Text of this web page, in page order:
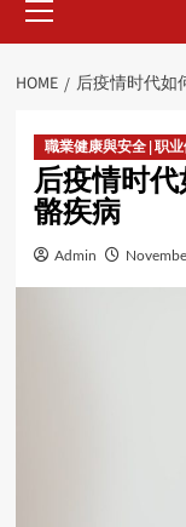
Menu
HOME 后疫情时代如
職業健康與安全 | 职
后疫情时
骼疾病
Admin